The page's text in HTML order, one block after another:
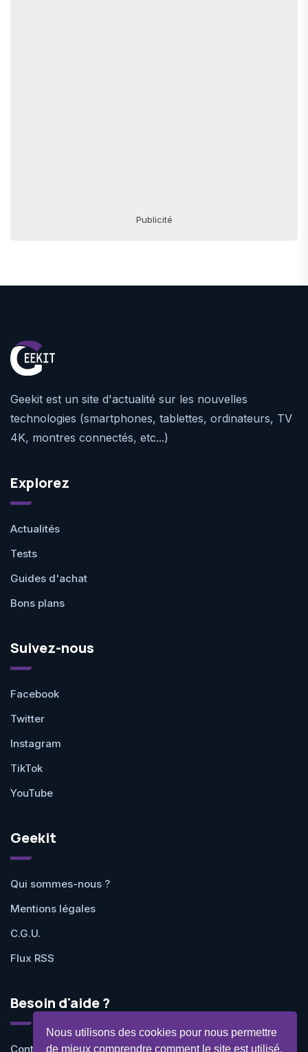
Nous utilisons des cookies pour nous permettre
de mieux comprendre comment le site est utilisé.
Publicité
Geekit est un site d'actualité sur les nouvelles
technologies (smartphones, tablettes, ordinateurs, TV
4K, montres connectés, etc...)
Explorez
Actualités
Tests
Guides d'achat
Bons plans
Suivez-nous
Facebook
Twitter
Instagram
TikTok
YouTube
Geekit
Qui sommes-nous ?
Mentions légales
C.G.U.
Flux RSS
Besoin d'aide ?
Contactez-nous